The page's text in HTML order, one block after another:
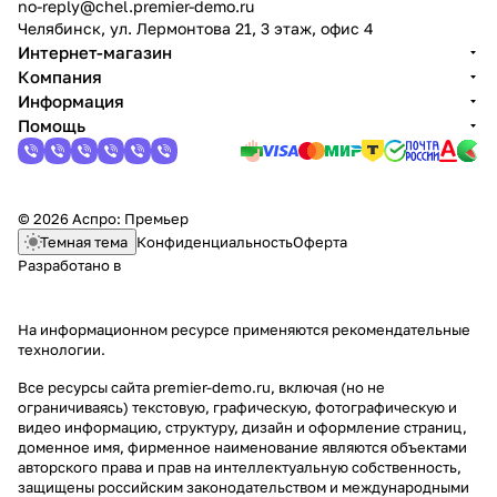
no-reply@chel.premier-demo.ru
Челябинск, ул. Лермонтова 21, 3 этаж, офис 4
Интернет-магазин
Компания
Информация
Помощь
© 2026 Аспро: Премьер
Темная тема КонфиденциальностьОферта
Разработано в
На информационном ресурсе применяются рекомендательные
технологии.
Все ресурсы сайта premier-demo.ru, включая (но не
ограничиваясь) текстовую, графическую, фотографическую и
видео информацию, структуру, дизайн и оформление страниц,
доменное имя, фирменное наименование являются объектами
авторского права и прав на интеллектуальную собственность,
защищены российским законодательством и международными